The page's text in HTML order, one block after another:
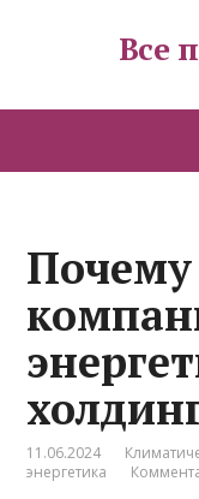
Все
11.06.2024
энергетика